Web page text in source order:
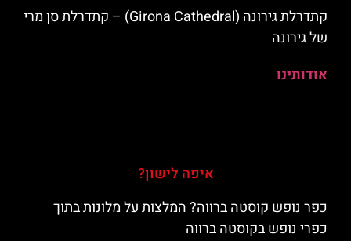
קתדרלת גירונה (Girona Cathedral) – קתדרלת סן מרי
של גירונה
אודותינו
איפה לישון?
כפר נופש קוסטה ברווה? המלצות על מלונות בתוך
כפרי נופש בקוסטה ברווה